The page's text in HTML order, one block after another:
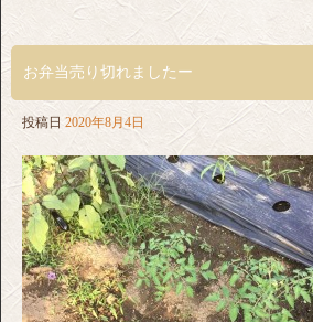
お弁当売り切れましたー
投稿日 2020年8月4日